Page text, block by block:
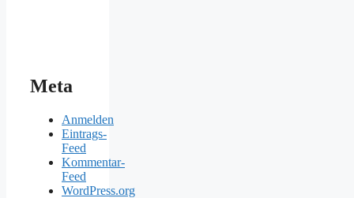
Meta
Anmelden
Eintrags-
Feed
Kommentar-
Feed
WordPress.org